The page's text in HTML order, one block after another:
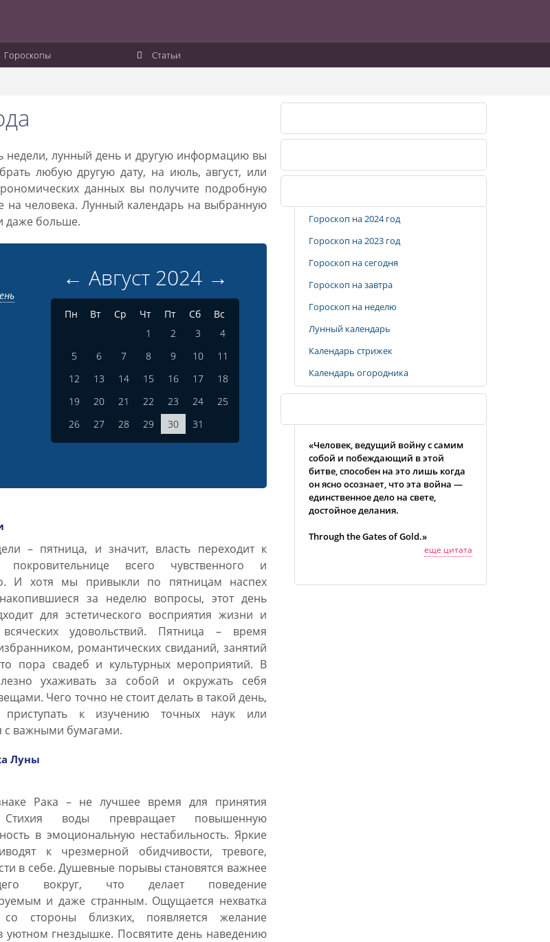
Гороскопы Статьи
недели, лунный день и другую информацию вы
любую другую дату, на июль, август, или
данных вы получите подробную
на человека. Лунный календарь на выбранную
даже больше.
← Август 2024 →
Пн Вт Ср Чт Пт Сб
Вс
1
2 3
4
5
6 7 8 9 10
11
12
13 14 15 16 17
18
19
20 21 22 23 24
25
26
27 28 29 30 31
– пятница, и значит, власть переходит к
всего чувственного и
И хотя мы привыкли по пятницам наспех
за неделю вопросы, этот день
для эстетического восприятия жизни и
удовольствий. Пятница – время
романтических свиданий, занятий
пора свадеб и культурных мероприятий. В
ухаживать за собой и окружать себя
Чего точно не стоит делать в такой день,
к изучению точных наук или
с важными бумагами.
Луны
Рака – не лучшее время для принятия
воды превращает повышенную
в эмоциональную нестабильность. Яркие
к чрезмерной обидчивости, тревоге,
в себе. Душевные порывы становятся важнее
вокруг, что делает поведение
и даже странным. Ощущается нехватка
со стороны близких, появляется желание
уютном гнездышке. Посвятите день наведению
Гороскоп на 2024 год
Гороскоп на 2023 год
Гороскоп на сегодня
Гороскоп на завтра
Гороскоп на неделю
Лунный календарь
Календарь стрижек
Календарь огородника
«Человек, ведущий войну с самим
собой и побеждающий в этой
битве, способен на это лишь когда
он ясно осознает, что эта война —
единственное дело на свете,
достойное делания.
Through the Gates of Gold.»
еще цитата